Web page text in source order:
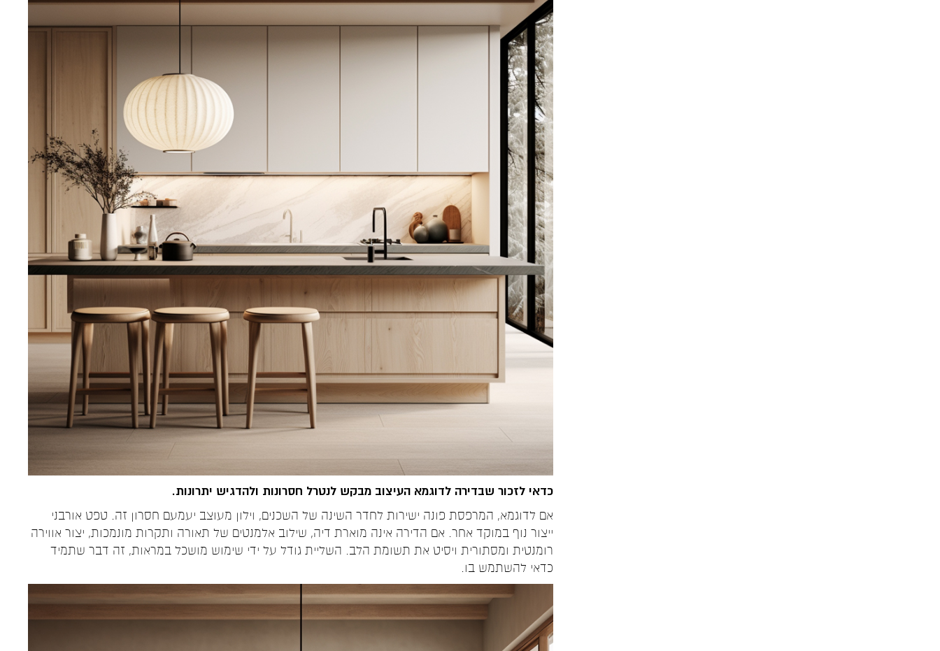
כדאי לזכור שבדירה לדוגמא העיצוב מבקש לנטרל חסרונות ולהדגיש יתרונות.
אם לדוגמא, המרפסת פונה ישירות לחדר השינה של השכנים, וילון מעוצב יעמעם חסרון זה. טפט אורבני
ייצור נוף במוקד אחר. אם הדירה אינה מוארת דיה, שילוב אלמנטים של תאורה ותקרות מונמכות, יצור אווירה
רומנטית ומסתורית ויסיט את תשומת הלב. השליית גודל על ידי שימוש מושכל במראות, זה דבר שתמיד
כדאי להשתמש בו.